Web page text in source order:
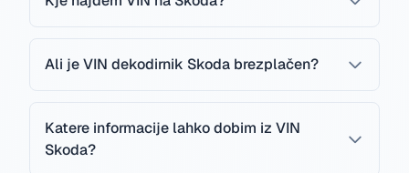
Ali je VIN dekodirnik Skoda brezplačen?
Katere informacije lahko dobim iz VIN
Skoda?